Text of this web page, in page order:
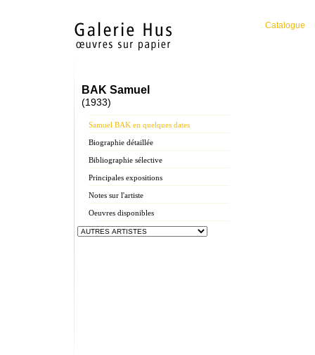
Catalogue
BAK Samuel
(1933)
Samuel BAK en quelques dates
Biographie détaillée
Bibliographie sélective
Principales expositions
Notes sur l'artiste
Oeuvres disponibles